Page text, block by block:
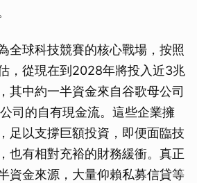
全球科技競賽的核心戰場，按照
，從現在到2028年將投入近3兆
其中約一半資金來自谷歌母公司
司的自有現金流。這些企業擁
足以支撐巨額投資，即便面臨技
也有相對充裕的財務緩衝。真正
資金來源，大量仰賴私募信貸等